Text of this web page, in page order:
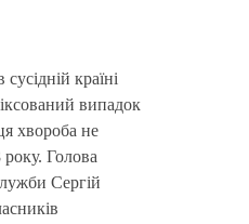
випадок
хвороба не
року. Голова
Сергій